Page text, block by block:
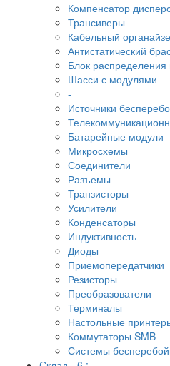
Компенсатор
Трансиверы
Кабельный
Антистатический
Блок распределения
Шасси с модулями
-
Источники
Батарейные модули
Микросхемы
Соединители
Разъемы
Транзисторы
Усилители
Конденсаторы
Индуктивность
Диоды
Приемопередатчики
Резисторы
Преобразователи
Терминалы
Настольные
Коммутаторы SMB
Системы